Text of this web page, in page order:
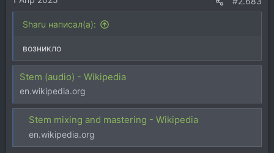
Sharu написал(а):
возникло
Stem (audio) - Wikipedia
en.wikipedia.org
Stem mixing and mastering - Wikipedia
en.wikipedia.org